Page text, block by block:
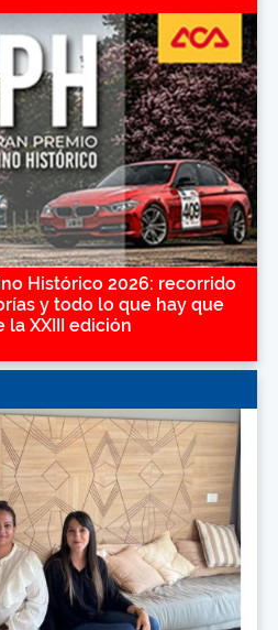
Histórico 2026: recorrido
y todo lo que hay que
la XXIII edición